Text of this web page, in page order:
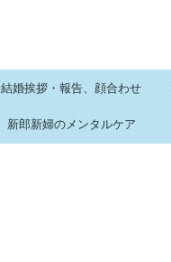
結婚挨拶・報告、顔合わせ
新郎新婦のメンタルケア